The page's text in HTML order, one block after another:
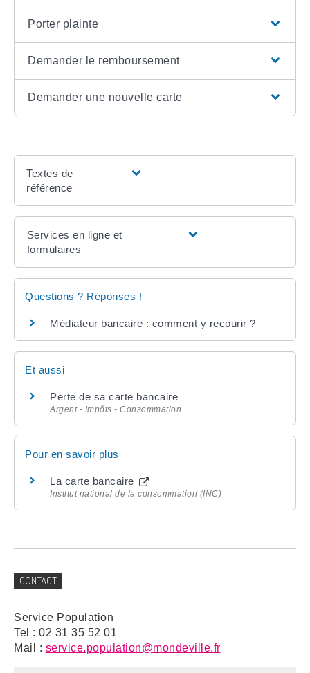
Porter plainte
Demander le remboursement
Demander une nouvelle carte
Textes de
référence
Services en ligne et
formulaires
Questions ? Réponses !
Médiateur bancaire : comment y recourir ?
Et aussi
Perte de sa carte bancaire
Argent - Impôts - Consommation
Pour en savoir plus
La carte bancaire
Institut national de la consommation (INC)
CONTACT
Service Population
Tel : 02 31 35 52 01
Mail : service.population@mondeville.fr